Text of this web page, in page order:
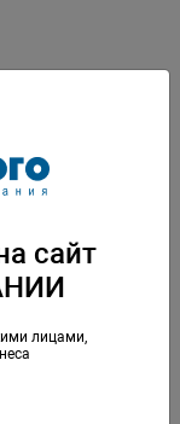
сайт
лицами,